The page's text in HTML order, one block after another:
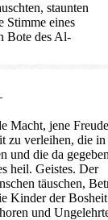
staunten
eines
Bote des Al-
Macht, jene
zu verleihen, die in
und die da
heil. Geistes. Der
täuschen,
Kinder der Bosheit
und